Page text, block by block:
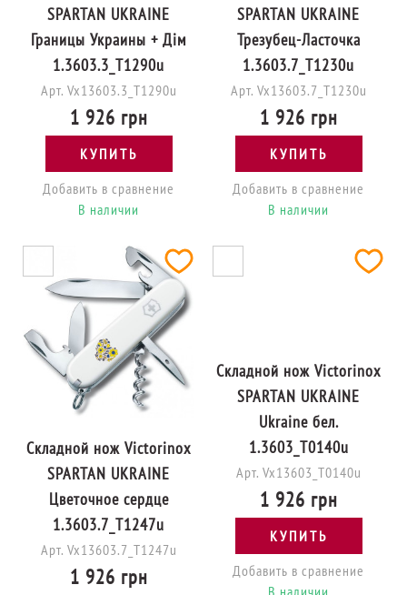
SPARTAN UKRAINE
Границы Украины + Дім
1.3603.3_T1290u
Арт. Vx13603.3_T1290u
1 926 грн
КУПИТЬ
Добавить в сравнение
В наличии
SPARTAN UKRAINE
Трезубец-Ласточка
1.3603.7_T1230u
Арт. Vx13603.7_T1230u
1 926 грн
КУПИТЬ
Добавить в сравнение
В наличии
Складной нож Victorinox
SPARTAN UKRAINE
Цветочное сердце
1.3603.7_T1247u
Арт. Vx13603.7_T1247u
1 926 грн
Складной нож Victorinox
SPARTAN UKRAINE
Ukraine бел.
1.3603_T0140u
Арт. Vx13603_T0140u
1 926 грн
КУПИТЬ
Добавить в сравнение
В наличии